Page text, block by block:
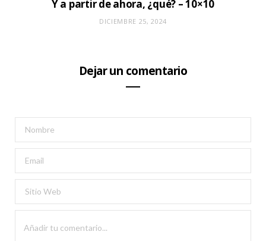
Y a partir de ahora, ¿qué? – 10×10
DICIEMBRE 25, 2024
Dejar un comentario